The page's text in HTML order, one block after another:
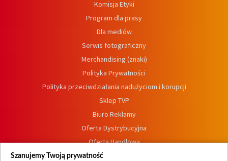
Komisja Etyki
Program dla prasy
Dla mediów
Serwis fotograficzny
Merchandising (znaki)
Polityka Prywatności
Polityka przeciwdziałania nadużyciom i korupcji
Sklep TVP
Biuro Reklamy
Oferta Dystrybucyjna
Oferta Handlowa
Dostępność
Szanujemy Twoją prywatność